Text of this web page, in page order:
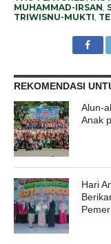
MUHAMMAD-IRSAN
TRIWISNU-MUKTI
REKOMENDASI
Alun-
Anak
Hari